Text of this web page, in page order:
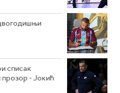
списак
прозор - Јокић